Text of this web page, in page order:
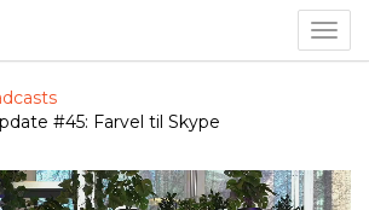
#45: Farvel til Skype